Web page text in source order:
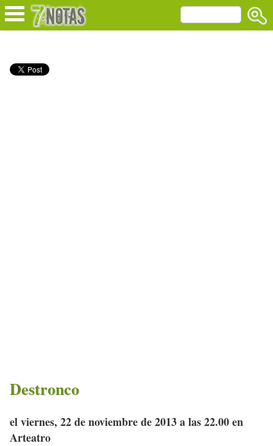
Destronco
el viernes, 22 de noviembre de 2013 a las 22.00 en
Arteatro